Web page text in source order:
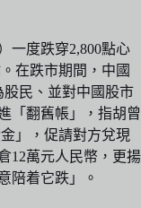
一度跌穿2,800點心
在跌市期間，中國
民、並對中國股市
「翻舊帳」，指胡曾
」，促請對方兌現
12萬元人民幣，更揚
陪着它跌」。